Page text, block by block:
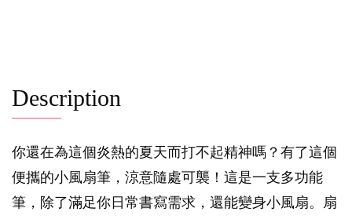
Description
你還在為這個炎熱的夏天而打不起精神嗎？有了這個
便攜的小風扇筆，涼意隨處可襲！這是一支多功能
筆，除了滿足你日常書寫需求，還能變身小風扇。扇